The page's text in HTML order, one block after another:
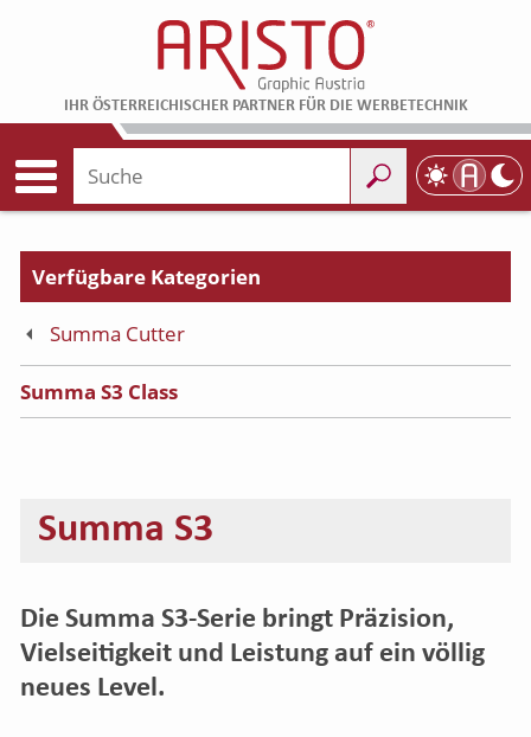
IHR ÖSTERREICHISCHER PARTNER FÜR DIE WERBETECHNIK
Summa Cutter
Summa S3 Class
Summa S3
Die Summa S3-Serie bringt Präzision,
Vielseitigkeit und Leistung auf ein völlig
neues Level.